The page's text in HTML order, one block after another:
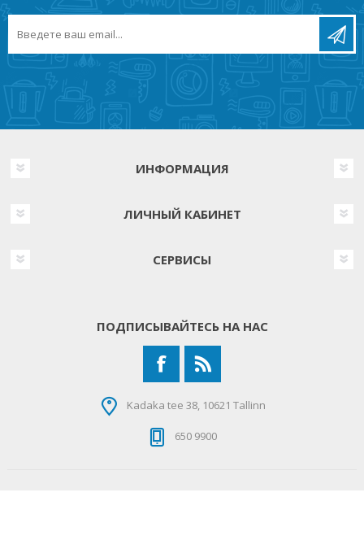
ИНФОРМАЦИЯ
ЛИЧНЫЙ КАБИНЕТ
СЕРВИСЫ
ПОДПИСЫВАЙТЕСЬ НА НАС
Kadaka tee 38, 10621 Tallinn
650 9900